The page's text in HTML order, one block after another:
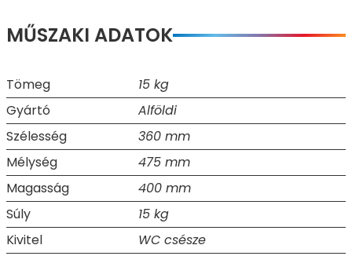
MŰSZAKI ADATOK
Tömeg
15 kg
Gyártó
Alföldi
Szélesség
360 mm
Mélység
475 mm
Magasság
400 mm
Súly
15 kg
Kivitel
WC csésze